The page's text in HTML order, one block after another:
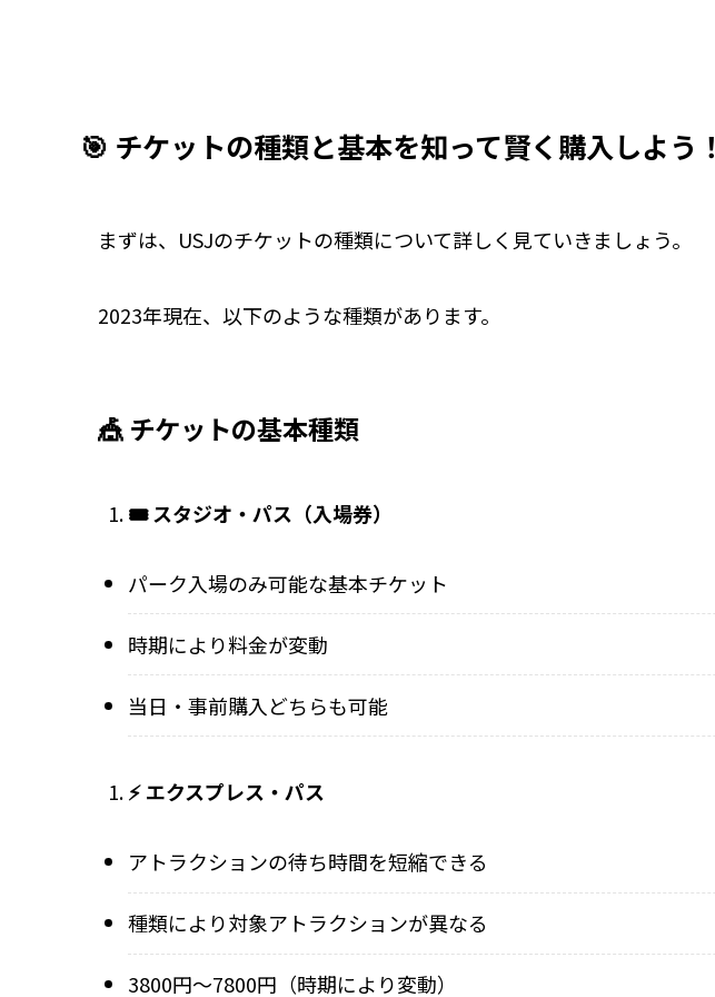
🎯 チケットの種類と基本を知って賢く購入しよう！
まずは、USJのチケットの種類について詳しく見ていきましょう。
2023年現在、以下のような種類があります。
🎪 チケットの基本種類
🎟️ スタジオ・パス（入場券）
パーク入場のみ可能な基本チケット
時期により料金が変動
当日・事前購入どちらも可能
⚡ エクスプレス・パス
アトラクションの待ち時間を短縮できる
種類により対象アトラクションが異なる
3800円～7800円（時期により変動）